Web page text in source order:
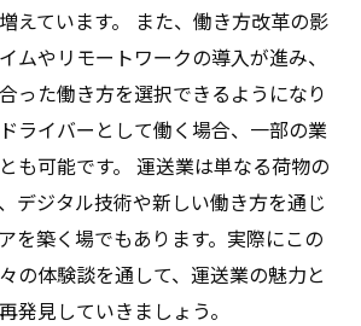
えています。 また、働き方改革の影
ムやリモートワークの導入が進み、
った働き方を選択できるようになり
ライバーとして働く場合、一部の業
も可能です。 運送業は単なる荷物の
デジタル技術や新しい働き方を通じ
を築く場でもあります。実際にこの
の体験談を通して、運送業の魅力と
発見していきましょう。